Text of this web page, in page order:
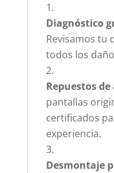
Diagnóstico
Revisamos tu
todos los
Repuestos
pantallas
certificados
experiencia.
Desmontaje